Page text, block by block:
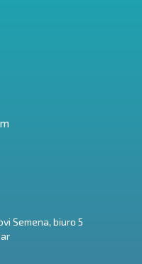
Semena, biuro 5